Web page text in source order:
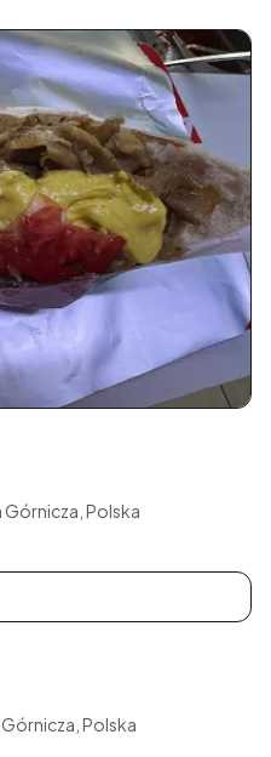
Polska
Polska